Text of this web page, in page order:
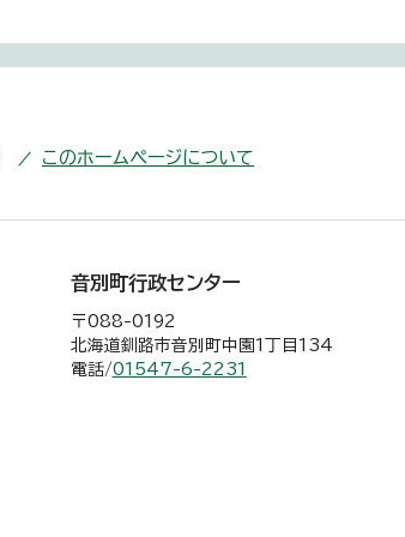
このホームページについて
音別町行政センター
〒088-0192
北海道釧路市音別町中園1丁目134
電話/01547-6-2231